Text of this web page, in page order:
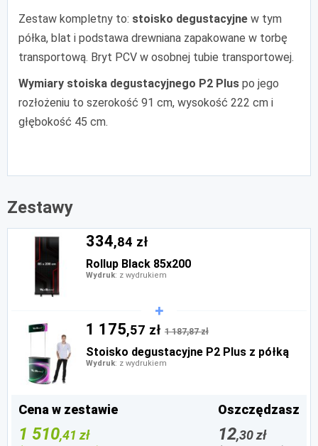
Zestaw kompletny to: stoisko degustacyjne w tym
półka, blat i podstawa drewniana zapakowane w torbę
transportową. Bryt PCV w osobnej tubie transportowej.
Wymiary stoiska degustacyjnego P2 Plus po jego
rozłożeniu to szerokość 91 cm, wysokość 222 cm i
głębokość 45 cm.
Zestawy
334,84 zł
Rollup Black 85x200
Wydruk: z wydrukiem
1 175,57 zł 1 187,87 zł
Stoisko degustacyjne P2 Plus z półką
Wydruk: z wydrukiem
Cena w zestawie
1 510,41 zł
Oszczędzasz
12,30 zł